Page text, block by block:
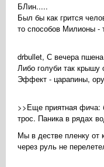
БЛин.....
Был бы как грится
то способов Милионы -
drbullet, С вечера
Либо голуби так крышу
Эффект - царапины,
>>Еще приятная фича:
трос. Паника в рядах
Мы в дестве пленку от
через руль не